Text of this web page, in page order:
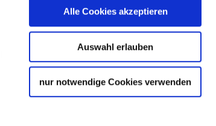
Alle Cookies akzeptieren
Auswahl erlauben
nur notwendige Cookies verwenden